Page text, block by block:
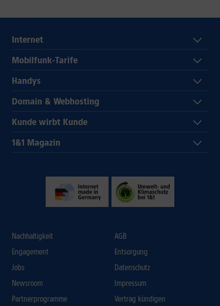
Internet
Mobilfunk-Tarife
Handys
Domain & Webhosting
Kunde wirbt Kunde
1&1 Magazin
Nachhaltigkeit
Engagement
Jobs
Newsroom
Partnerprogramme
AGB
Entsorgung
Datenschutz
Impressum
Vertrag kündigen